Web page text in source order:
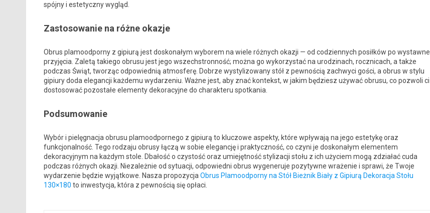
spójny i estetyczny wygląd.
Zastosowanie na różne okazje
Obrus plamoodporny z gipiurą jest doskonałym wyborem na wiele różnych okazji — od codziennych posiłków po wystawne
przyjęcia. Zaletą takiego obrusu jest jego wszechstronność; można go wykorzystać na urodzinach, rocznicach, a także
podczas Świąt, tworząc odpowiednią atmosferę. Dobrze wystylizowany stół z pewnością zachwyci gości, a obrus w stylu
gipiury doda elegancji każdemu wydarzeniu. Ważne jest, aby znać kontekst, w jakim będziesz używać obrusu, co pozwoli ci
dostosować pozostałe elementy dekoracyjne do charakteru spotkania.
Podsumowanie
Wybór i pielęgnacja obrusu plamoodpornego z gipiurą to kluczowe aspekty, które wpływają na jego estetykę oraz
funkcjonalność. Tego rodzaju obrusy łączą w sobie elegancję i praktyczność, co czyni je doskonałym elementem
dekoracyjnym na każdym stole. Dbałość o czystość oraz umiejętność stylizacji stołu z ich użyciem mogą zdziałać cuda
podczas różnych okazji. Niezależnie od sytuacji, odpowiedni obrus wygeneruje pozytywne wrażenie i sprawi, że Twoje
wydarzenie będzie wyjątkowe. Nasza propozycjaObrus Plamoodporny na Stół Bieżnik Biały z Gipiurą Dekoracja Stołu
130×180 to inwestycja, która z pewnością się opłaci.